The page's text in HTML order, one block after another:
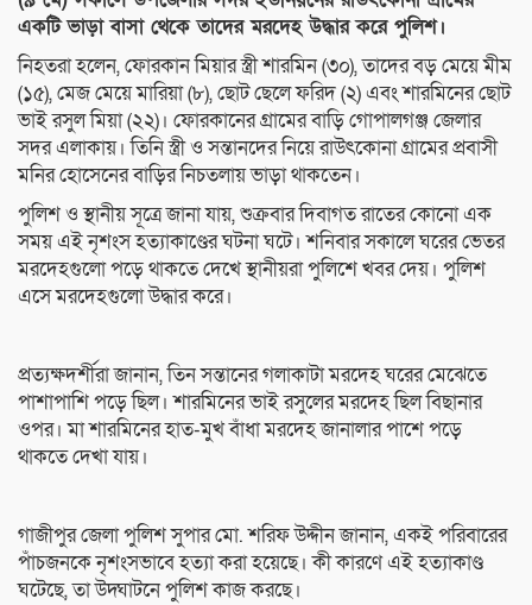
একটি ভাড়া বাসা থেকে তাদের মরদেহ উদ্ধার করে পুলিশ।
নিহতরা হলেন, ফোরকান মিয়ার স্ত্রী শারমিন (৩০), তাদের বড় মেয়ে মীম
(১৫), মেজ মেয়ে মারিয়া (৮), ছোট ছেলে ফরিদ (২) এবং শারমিনের ছোট
ভাই রসুল মিয়া (২২)। ফোরকানের গ্রামের বাড়ি গোপালগঞ্জ জেলার
সদর এলাকায়। তিনি স্ত্রী ও সন্তানদের নিয়ে রাউৎকোনা গ্রামের প্রবাসী
মনির হোসেনের বাড়ির নিচতলায় ভাড়া থাকতেন।
পুলিশ ও স্থানীয় সূত্রে জানা যায়, শুক্রবার দিবাগত রাতের কোনো এক
সময় এই নৃশংস হত্যাকাণ্ডের ঘটনা ঘটে। শনিবার সকালে ঘরের ভেতর
মরদেহগুলো পড়ে থাকতে দেখে স্থানীয়রা পুলিশে খবর দেয়। পুলিশ
এসে মরদেহগুলো উদ্ধার করে।
প্রত্যক্ষদর্শীরা জানান, তিন সন্তানের গলাকাটা মরদেহ ঘরের মেঝেতে
পাশাপাশি পড়ে ছিল। শারমিনের ভাই রসুলের মরদেহ ছিল বিছানার
ওপর। মা শারমিনের হাত-মুখ বাঁধা মরদেহ জানালার পাশে পড়ে
থাকতে দেখা যায়।
গাজীপুর জেলা পুলিশ সুপার মো. শরিফ উদ্দীন জানান, একই পরিবারের
পাঁচজনকে নৃশংসভাবে হত্যা করা হয়েছে। কী কারণে এই হত্যাকাণ্ড
ঘটেছে, তা উদ্ঘাটনে পুলিশ কাজ করছে।